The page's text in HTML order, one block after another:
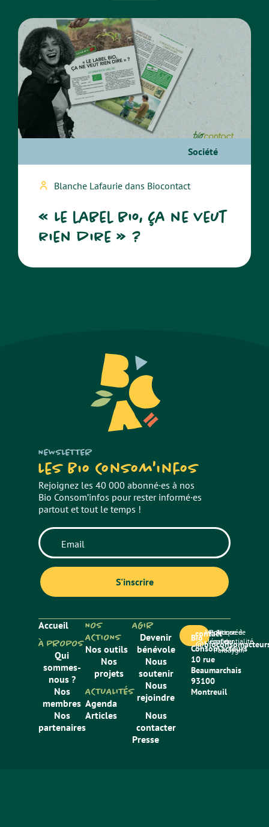
Société
Blanche Lafaurie dans Biocontact
« Le label bio, ça ne veut
rien dire » ?
NEWSLETTER
Les Bio Consom'infos
Rejoignez les 40 000 abonné·es à nos
Bio Consom’infos pour rester informé·es
partout et tout le temps !
Accueil
À PROPOS
Qui
sommes-
nous ?
Nos
membres
Nos
partenaires
NOS
ACTIONS
Nos outils
Nos
projets
ACTUALITÉS
Agenda
Articles
AGIR
Devenir
bénévole
Nous
soutenir
Nous
rejoindre
Nous
contacter
Presse
Bio
Consom’acteurs
10 rue
Beaumarchais
93100
Montreuil
contact
Mentions
légales
Politique de
confidentialité
Site créé
par
Paradygm